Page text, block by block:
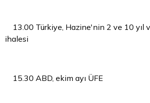
13.00 Türkiye, Hazine'nin 2 ve 10 yıl
ihalesi
15.30 ABD, ekim ayı ÜFE